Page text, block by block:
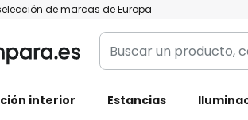
de marcas de Europa
Buscar
un
categoría,
interior Estancias